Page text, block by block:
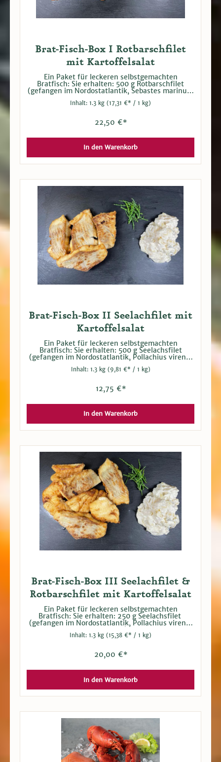
Brat-Fisch-Box I Rotbarschfilet
mit Kartoffelsalat
Ein Paket für leckeren selbstgemachten
Bratfisch: Sie erhalten: 500 g Rotbarschfilet
(gefangen im Nordostatlantik, Sebastes marinus)
500 g Kartoffelsalat mit Mayonnaise 300 g
Fischbackmehl (Weizenmehl, Kartoffelstärke,
Fischfilets in dem Fischbackmehl wenden und
dann in heißem Öl braten. Kartoffelsalat dazu
Inhalt: 1.3 kg (17,31 €* / 1 kg)
22,50 €*
In den Warenkorb
Brat-Fisch-Box II Seelachfilet mit
Kartoffelsalat
Ein Paket für leckeren selbstgemachten
Bratfisch: Sie erhalten: 500 g Seelachsfilet
(gefangen im Nordostatlantik, Pollachius virens)
500 g Kartoffelsalat mit Mayonnaise 300 g
Fischbackmehl (Weizenmehl, Kartoffelstärke,
Fischfilets in dem Fischbackmehl wenden und
dann in heißem Öl braten. Kartoffelsalat dazu
Inhalt: 1.3 kg (9,81 €* / 1 kg)
12,75 €*
In den Warenkorb
Brat-Fisch-Box III Seelachfilet &
Rotbarschfilet mit Kartoffelsalat
Ein Paket für leckeren selbstgemachten
Bratfisch: Sie erhalten: 250 g Seelachsfilet
(gefangen im Nordostatlantik, Pollachius virens)
250 g Rotbarschfilet (gefangen im
Nordostatlantik, Sebastes marinus) 500 g
Fischbackmehl (Weizenmehl, Kartoffelstärke,
Salz, Dextrose, Backtriebmittel: E500) Einfach die
dann in heißem Öl braten. Kartoffelsalat dazu
genießen.
Inhalt: 1.3 kg (15,38 €* / 1 kg)
20,00 €*
In den Warenkorb